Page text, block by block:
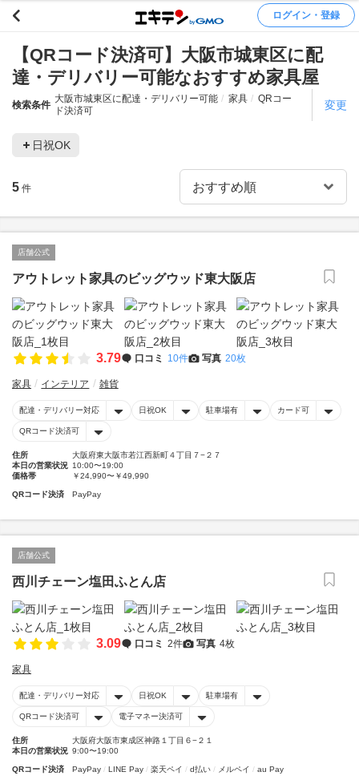
ログイン・登録
【QRコード決済可】大阪市城東区に配
達・デリバリー可能なおすすめ家具屋
検索条件
大阪市城東区に配達・デリバリー可能 家具
QRコー
ド決済可
変更
日祝OK
5 件
店舗公式
アウトレット家具のビッグウッド東大阪店
3.79 口コミ 10件 写真 20枚
家具 インテリア 雑貨
配達・デリバリー対応 日祝OK 駐車場有 カード可
QRコード決済可
住所
大阪府東大阪市若江西新町４丁目７−２７
本日の営業状況 10:00〜19:00
価格帯
￥24,990〜￥49,990
QRコード決済 PayPay
店舗公式
西川チェーン塩田ふとん店
3.09 口コミ 2件 写真 4枚
家具
配達・デリバリー対応 日祝OK 駐車場有
QRコード決済可 電子マネー決済可
住所
大阪府大阪市東成区神路１丁目６−２１
本日の営業状況 9:00〜19:00
QRコード決済 PayPay LINE Pay 楽天ペイ d払い メルペイ au Pay